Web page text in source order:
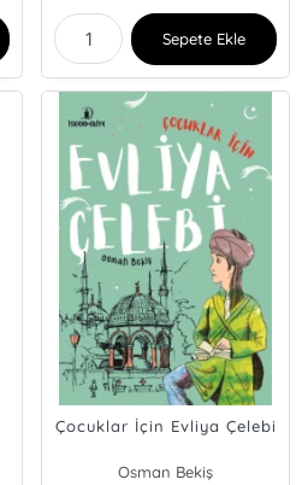
Sepete Ekle
Çocuklar İçin Evliya Çelebi
Osman Bekiş